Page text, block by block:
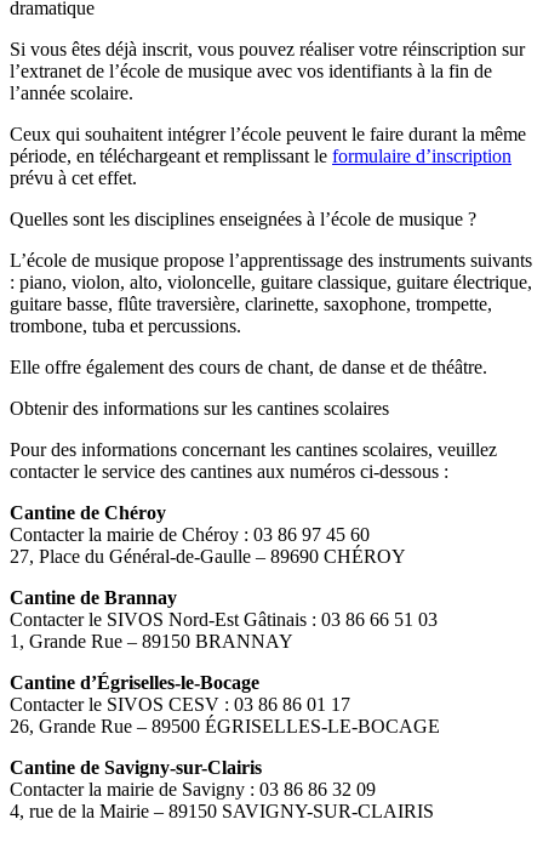
dramatique
Si vous êtes déjà inscrit, vous pouvez réaliser votre réinscription sur
l’extranet de l’école de musique avec vos identifiants à la fin de
l’année scolaire.
Ceux qui souhaitent intégrer l’école peuvent le faire durant la même
période, en téléchargeant et remplissant le formulaire d’inscription
prévu à cet effet.
Quelles sont les disciplines enseignées à l’école de musique ?
L’école de musique propose l’apprentissage des instruments suivants
: piano, violon, alto, violoncelle, guitare classique, guitare électrique,
guitare basse, flûte traversière, clarinette, saxophone, trompette,
trombone, tuba et percussions.
Elle offre également des cours de chant, de danse et de théâtre.
Obtenir des informations sur les cantines scolaires
Pour des informations concernant les cantines scolaires, veuillez
contacter le service des cantines aux numéros ci-dessous :
Cantine de Chéroy
Contacter la mairie de Chéroy : 03 86 97 45 60
27, Place du Général-de-Gaulle – 89690 CHÉROY
Cantine de Brannay
Contacter le SIVOS Nord-Est Gâtinais : 03 86 66 51 03
1, Grande Rue – 89150 BRANNAY
Cantine d’Égriselles-le-Bocage
Contacter le SIVOS CESV : 03 86 86 01 17
26, Grande Rue – 89500 ÉGRISELLES-LE-BOCAGE
Cantine de Savigny-sur-Clairis
Contacter la mairie de Savigny : 03 86 86 32 09
4, rue de la Mairie – 89150 SAVIGNY-SUR-CLAIRIS